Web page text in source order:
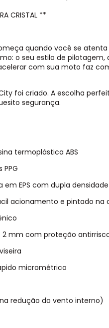
CRISTAL **
quando você se atenta
o seu estilo de
com sua moto faz
foi criado. A escolha
segurança.
termoplástica ABS
EPS com dupla densidade
acionamento e pintado na
mm com proteção
micrométrico
redução do vento interno)